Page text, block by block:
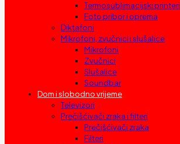
Termosublimacijski printeri
Foto pribor i oprema
Diktafoni
Mikrofoni, zvučnici i slušalice
Mikrofoni
Zvučnici
Slušalice
Soundbar
Dom i slobodno vrijeme
Televizori
Prečišćivači zraka i filteri
Prečišćivači zraka
Filteri